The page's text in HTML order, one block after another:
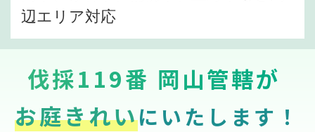
辺エリア対応
伐採119番 岡山管轄が
お庭きれいにいたします！